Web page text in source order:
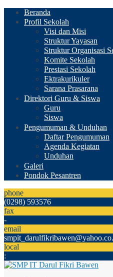
Beranda
Profil Sekolah
Visi dan Misi
Struktur Yayasan
Struktur Organisasi
Komite Sekolah
Prestasi Sekolah
Ektrakurikuler
Sarana Prasarana
Direktori Guru & Siswa
Guru
Siswa
Pengumuman & Unduhan
Daftar Pengumuman
Agenda Kegiatan
Unduhan
Galeri
Pondok Pesantren
phone
(0298) 593576
fax
-
email
local
: